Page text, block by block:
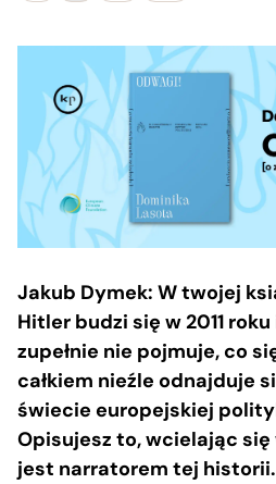
Jakub Dymek: W twojej
Hitler budzi się w 2011
zupełnie nie pojmuje, co
całkiem nieźle odnajduje
świecie europejskiej
Opisujesz to, wcielając
jest narratorem tej